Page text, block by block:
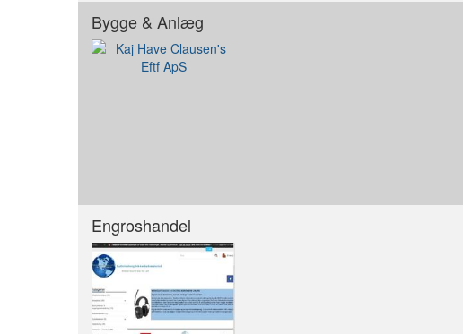
Bygge & Anlæg
Engroshandel